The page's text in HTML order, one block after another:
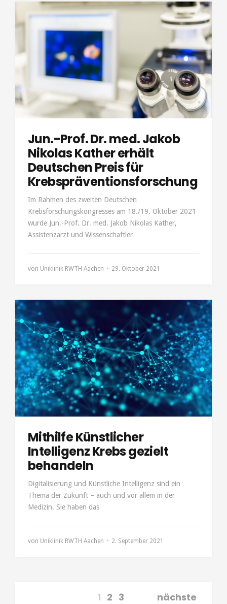
Jun.-Prof. Dr. med. Jakob
Nikolas Kather erhält
Deutschen Preis für
Krebspräventionsforschung
Im Rahmen des zweiten Deutschen
Krebsforschungskongresses am 18./19. Oktober 2021
wurde Jun.-Prof. Dr. med. Jakob Nikolas Kather,
Assistenzarzt und Wissenschaftler
von Uniklinik RWTH Aachen 29. Oktober 2021
Mithilfe Künstlicher
Intelligenz Krebs gezielt
behandeln
Digitalisierung und Künstliche Intelligenz sind ein
Thema der Zukunft – auch und vor allem in der
Medizin. Sie haben das
von Uniklinik RWTH Aachen 2. September 2021
1 2 3 nächste